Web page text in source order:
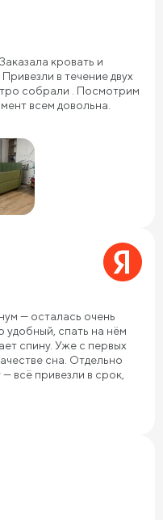
кровать и
в течение двух
собрали . Посмотрим
всем довольна.
— осталась очень
удобный, спать на нём
спину. Уже с первых
сна. Отдельно
всё привезли в срок,